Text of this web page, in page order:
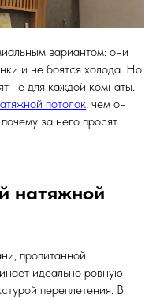
вариантом: они
и не боятся холода. Но
не для каждой комнаты.
потолок , чем он
за него просят
натяжной
пропитанной
идеально ровную
переплетения. В